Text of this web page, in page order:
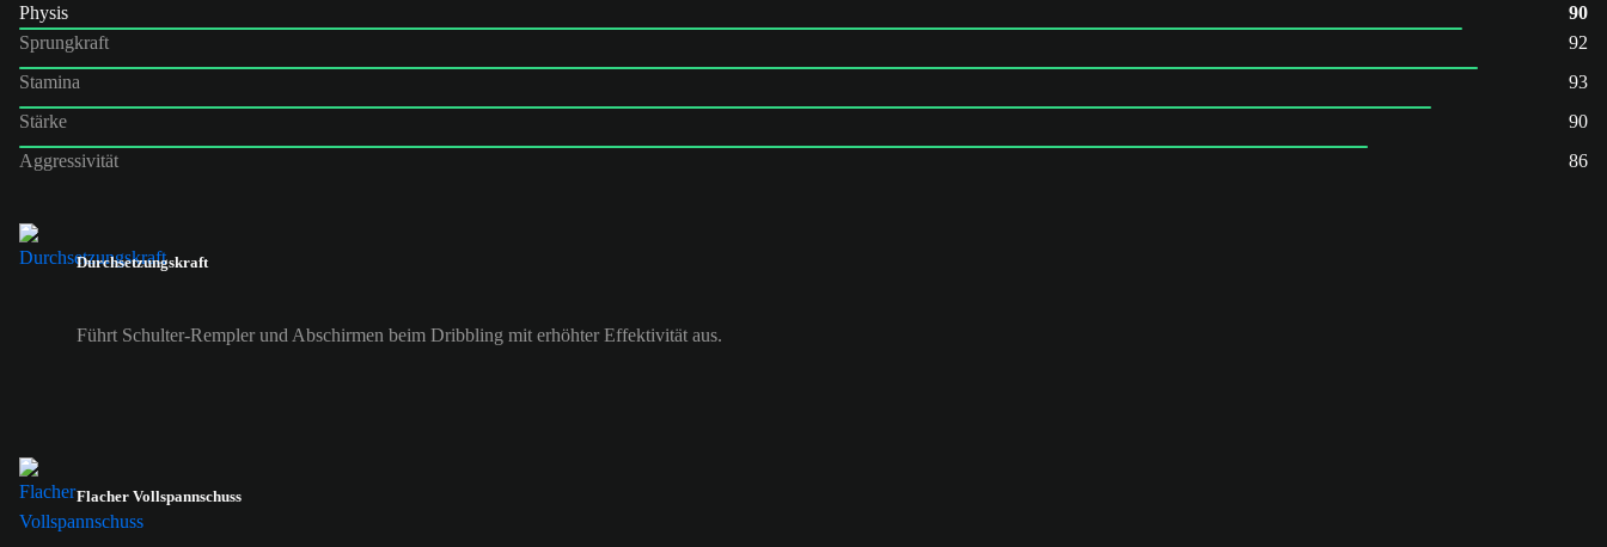
Physis
90
Sprungkraft
92
Stamina
93
Stärke
90
Aggressivität
86
Durchsetzungskraft
Führt Schulter-Rempler und Abschirmen beim Dribbling mit erhöhter Effektivität aus.
Flacher Vollspannschuss